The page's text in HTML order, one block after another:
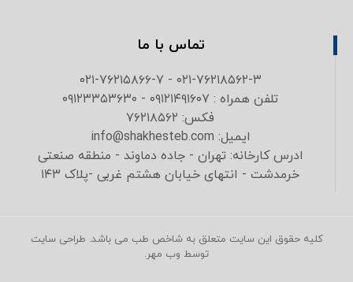
تماس با ما
۰۲۱-۷۶۲۱۸۵۶۲-۳ - ۰۲۱-۷۶۲۱۵۸۶۶-۷
تلفن همراه : ۰۹۱۲۱۴۹۱۶۰۷ - ۰۹۱۲۳۳۵۳۶۳۰
فکس: ۷۶۲۱۸۵۶۲
ایمیل: info@shakhesteb.com
ادرس کارخانه: تهران - جاده دماوند - منطقه صنعتی
خرمدشت - انتهای خیابان هشتم غربی -پلاک ۱۴۳
کلیه حقوق این سایت متعلق به شاخص طب می باشد. طراحی سایت
توسط وب مهر.